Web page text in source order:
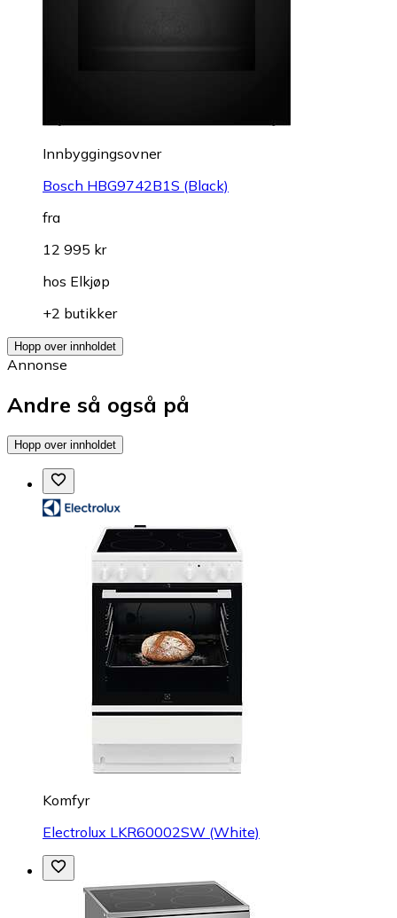
Innbyggingsovner
Bosch HBG9742B1S (Black)
fra
12 995 kr
hos Elkjøp
+2 butikker
Hopp over innholdet
Annonse
Andre så også på
Hopp over innholdet
Komfyr
Electrolux LKR60002SW (White)